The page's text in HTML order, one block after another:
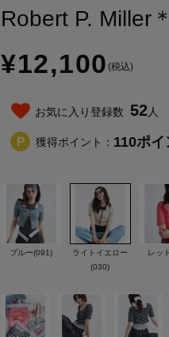
Robert P. Miller
¥12,100 (税込)
お気に入り登録数 52人
獲得ポイント： 110ポイ
ブルー(091)
ライトイエロー
(030)
レッ